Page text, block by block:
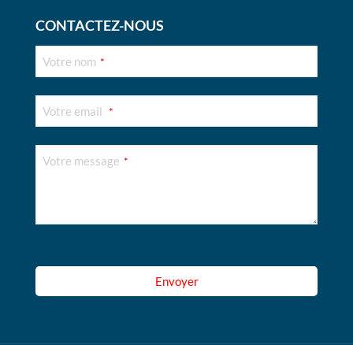
CONTACTEZ-NOUS
Votre nom *
Votre email *
Your
Votre message *
Envoyer